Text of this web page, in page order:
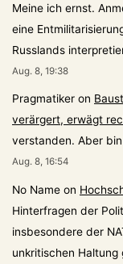
Meine ich ernst.
eine
Russlands
Aug. 8, 19:38
Pragmatiker on
verärgert, erwägt
verstanden. Aber
Aug. 8, 16:54
No Name on
Hinterfragen der
insbesondere der
unkritischen Haltung